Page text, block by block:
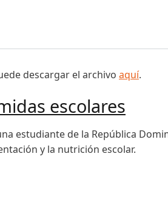
descargar el archivo aquí.
escolares
estudiante de la República
y la nutrición escolar.